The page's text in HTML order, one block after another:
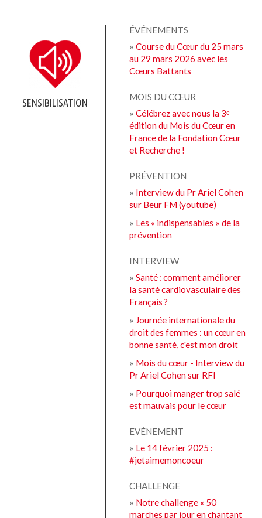
SENSIBILISATION
ÉVÉNEMENTS
»Course du Cœur du 25 mars
au 29 mars 2026 avec les
Cœurs Battants
MOIS DU CŒUR
»Célébrez avec nous la 3ᵉ
édition du Mois du Cœur en
France de la Fondation Cœur
et Recherche !
PRÉVENTION
» Interview du Pr Ariel Cohen
sur Beur FM (youtube)
» Les « indispensables » de la
prévention
INTERVIEW
»Santé : comment améliorer
la santé cardiovasculaire des
Français ?
» Journée internationale du
droit des femmes : un cœur en
bonne santé, c'est mon droit
» Mois du cœur - Interview du
Pr Ariel Cohen sur RFI
» Pourquoi manger trop salé
est mauvais pour le cœur
EVÉNEMENT
» Le 14 février 2025 :
#jetaimemoncoeur
CHALLENGE
» Notre challenge « 50
marches par jour en chantant